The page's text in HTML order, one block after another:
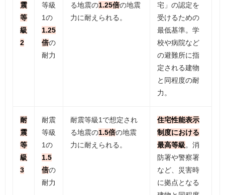
震
等
級
2
等級
1の
1.25
倍の
耐力
る地震の1.25倍の地震
力に耐えられる。
宅」の認定を
受けるための
最低基準。学
校や病院など
の避難所に指
定される建物
と同程度の耐
力。
耐
震
等
級
3
耐震
等級
1の
1.5
倍の
耐力
耐震等級1で想定され
る地震の1.5倍の地震
力に耐えられる。
住宅性能表示
制度における
最高等級。消
防署や警察署
など、災害時
に拠点となる